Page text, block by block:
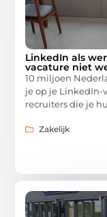
LinkedIn als
vacature niet
10 miljoen
je op je LinkedIn-
recruiters die je
Zakelijk